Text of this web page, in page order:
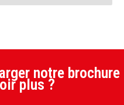
notre brochure
plus ?